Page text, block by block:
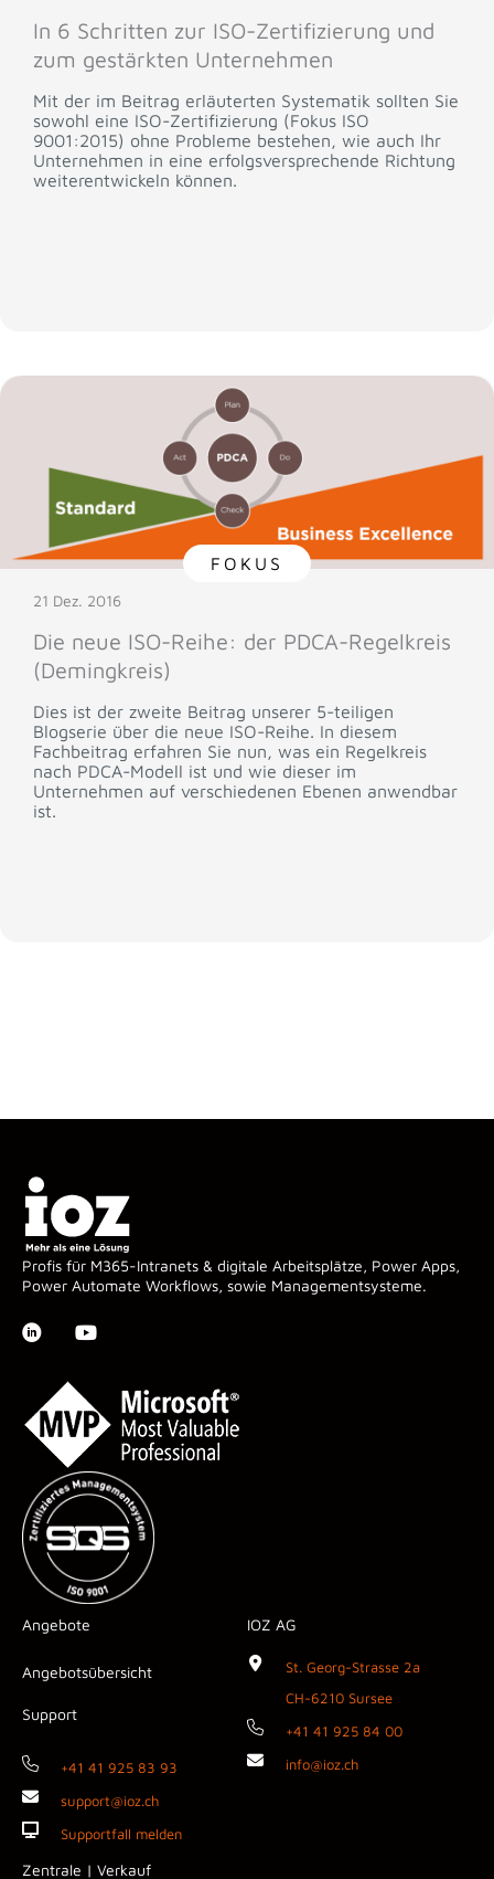
In 6 Schritten zur ISO-Zertifizierung und
zum gestärkten Unternehmen
Mit der im Beitrag erläuterten Systematik sollten Sie
sowohl eine ISO-Zertifizierung (Fokus ISO
9001:2015) ohne Probleme bestehen, wie auch Ihr
Unternehmen in eine erfolgsversprechende Richtung
weiterentwickeln können.
FOKUS
21 Dez. 2016
Die neue ISO-Reihe: der PDCA-Regelkreis
(Demingkreis)
Dies ist der zweite Beitrag unserer 5-teiligen
Blogserie über die neue ISO-Reihe. In diesem
Fachbeitrag erfahren Sie nun, was ein Regelkreis
nach PDCA-Modell ist und wie dieser im
Unternehmen auf verschiedenen Ebenen anwendbar
ist.
Profis für M365-Intranets & digitale Arbeitsplätze, Power Apps,
Power Automate Workflows, sowie Managementsysteme.
Angebote
Angebotsübersicht
Support
+41 41 925 83 93
support@ioz.ch
Supportfall melden
Zentrale | Verkauf
IOZ AG
St. Georg-Strasse 2a
CH-6210 Sursee
+41 41 925 84 00
info@ioz.ch